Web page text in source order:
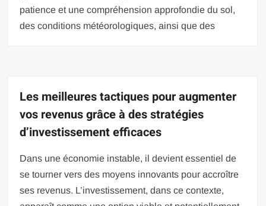
patience et une compréhension approfondie du sol,
des conditions météorologiques, ainsi que des
Les meilleures tactiques pour augmenter
vos revenus grâce à des stratégies
d’investissement efficaces
Dans une économie instable, il devient essentiel de
se tourner vers des moyens innovants pour accroître
ses revenus. L’investissement, dans ce contexte,